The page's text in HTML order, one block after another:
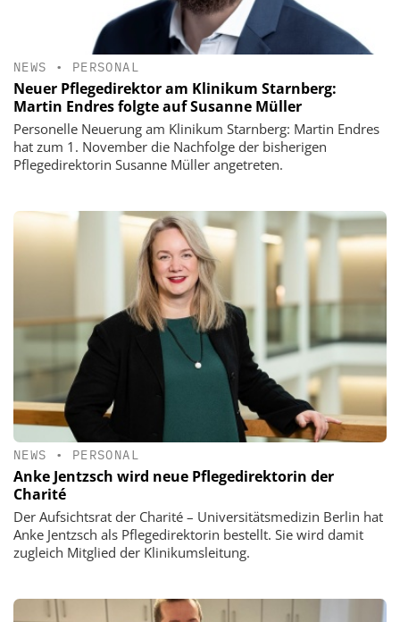
NEWS • PERSONAL
Neuer Pflegedirektor am Klinikum Starnberg:
Martin Endres folgte auf Susanne Müller
Personelle Neuerung am Klinikum Starnberg: Martin Endres
hat zum 1. November die Nachfolge der bisherigen
Pflegedirektorin Susanne Müller angetreten.
NEWS • PERSONAL
Anke Jentzsch wird neue Pflegedirektorin der
Charité
Der Aufsichtsrat der Charité – Universitätsmedizin Berlin hat
Anke Jentzsch als Pflegedirektorin bestellt. Sie wird damit
zugleich Mitglied der Klinikumsleitung.